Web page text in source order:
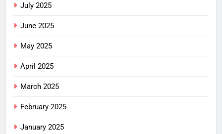
July 2025
June 2025
May 2025
April 2025
March 2025
February 2025
January 2025